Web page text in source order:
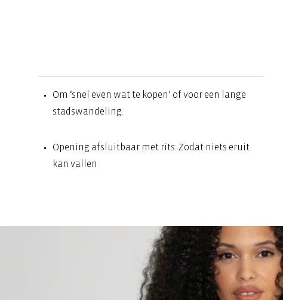
Om ‘snel even wat te kopen’ of voor een lange
stadswandeling.
Opening afsluitbaar met rits: Zodat niets eruit
kan vallen